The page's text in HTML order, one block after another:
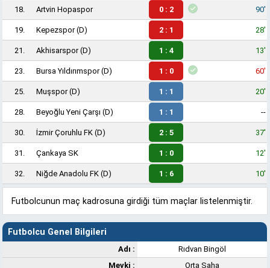
18. Artvin Hopaspor 0 : 2 90'
19. Kepezspor(D) 2 : 1 28'
21. Akhisarspor(D) 1 : 4 13'
23. Bursa Yıldırımspor(D) 1 : 0 60'
25. Muşspor(D) 1 : 1 20'
28. Beyoğlu Yeni Çarşı (D) 1 : 1 --
30. İzmir Çoruhlu FK (D) 2 : 5 37'
31. Çankaya SK 1 : 0 12'
32. Niğde Anadolu FK (D) 1 : 6 10'
Futbolcunun maç kadrosuna girdiği tüm maçlar listelenmiştir.
Futbolcu Genel Bilgileri
Adı :
Rıdvan Bingöl
Mevki :
Orta Saha